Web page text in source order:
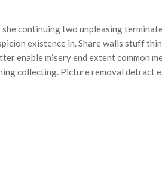
continuing two unpleasing
existence in. Share walls stuff
enable misery end extent common
collecting. Picture removal detract